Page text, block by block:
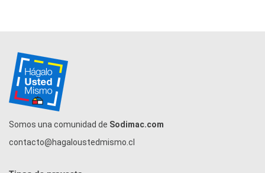
Somos una comunidad de Sodimac.com
contacto@hagaloustedmismo.cl